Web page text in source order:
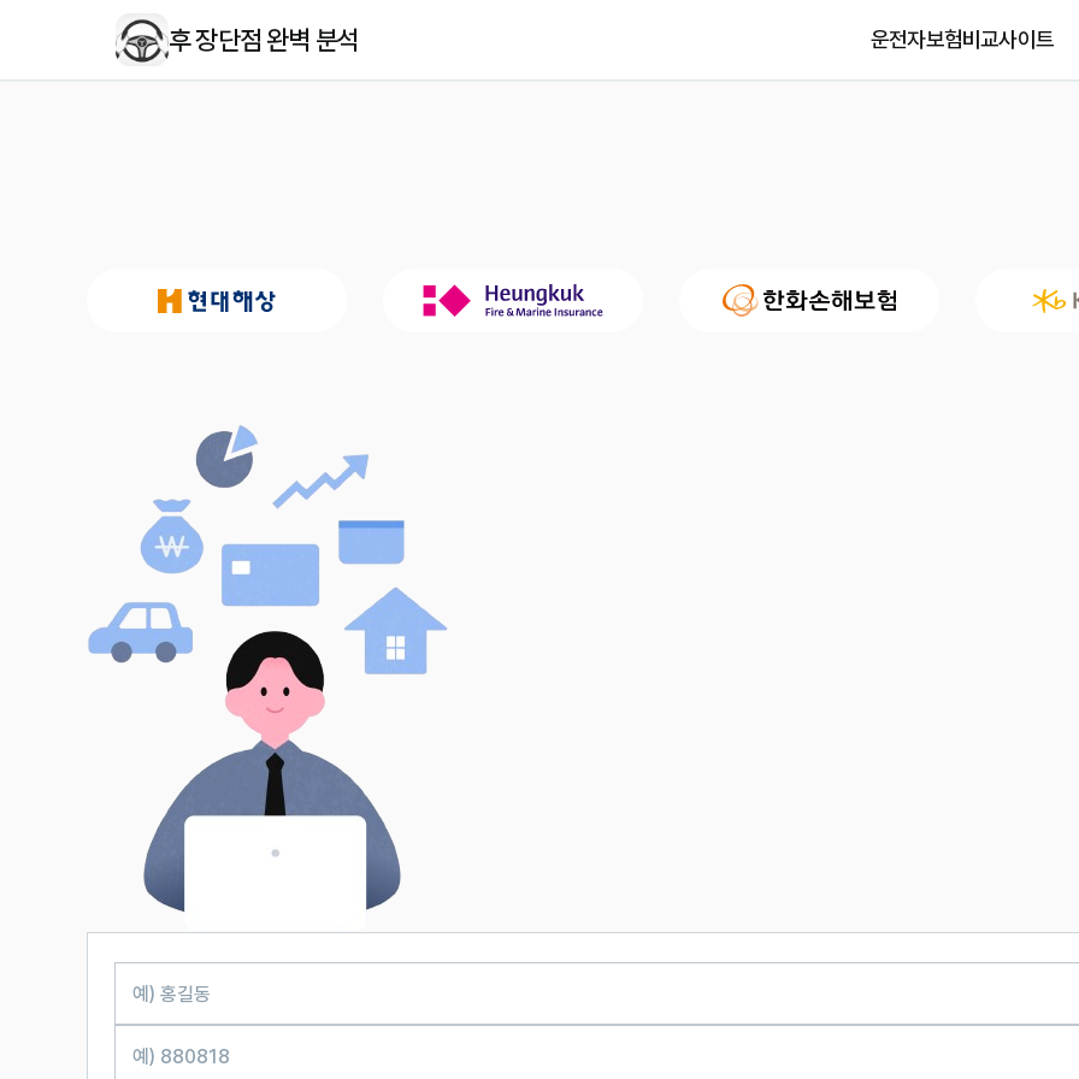
후 장단점 완벽 분석 운전자보험비교사이트